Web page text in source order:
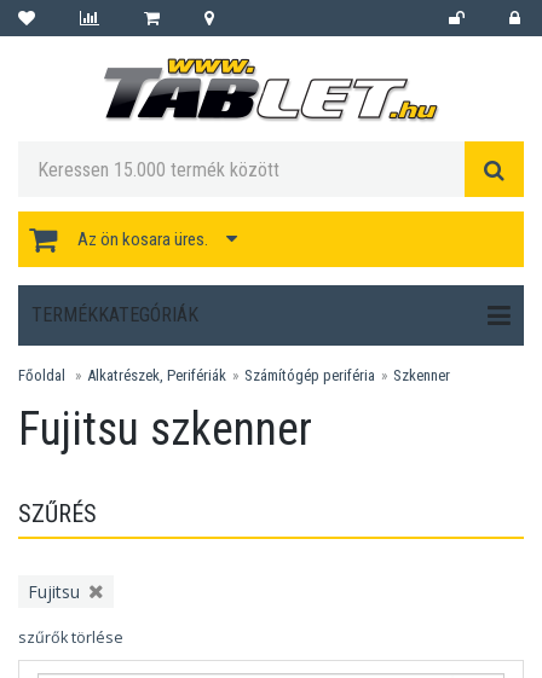
Az ön kosara üres.
TERMÉKKATEGÓRIÁK
Főoldal Alkatrészek, Perifériák Számítógép periféria Szkenner
Fujitsu szkenner
SZŰRÉS
Fujitsu
szűrők törlése